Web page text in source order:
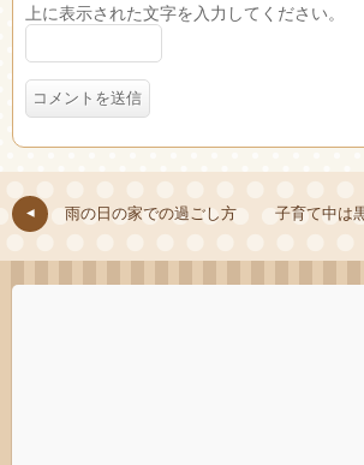
上に表示された文字を入力してください。
雨の日の家での 過ごし方 子育て中は